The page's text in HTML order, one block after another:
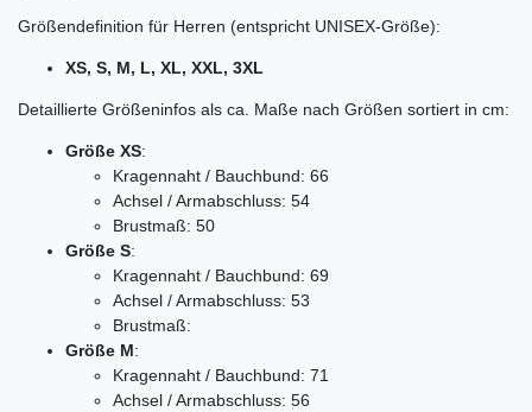
Größendefinition für Herren (entspricht UNISEX-Größe):
XS, S, M, L, XL, XXL, 3XL
Detaillierte Größeninfos als ca. Maße nach Größen sortiert in cm:
Größe XS:
Kragennaht / Bauchbund: 66
Achsel / Armabschluss: 54
Brustmaß: 50
Größe S:
Kragennaht / Bauchbund: 69
Achsel / Armabschluss: 53
Brustmaß:
Größe M:
Kragennaht / Bauchbund: 71
Achsel / Armabschluss: 56